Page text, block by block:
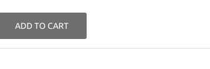
ADD TO CART